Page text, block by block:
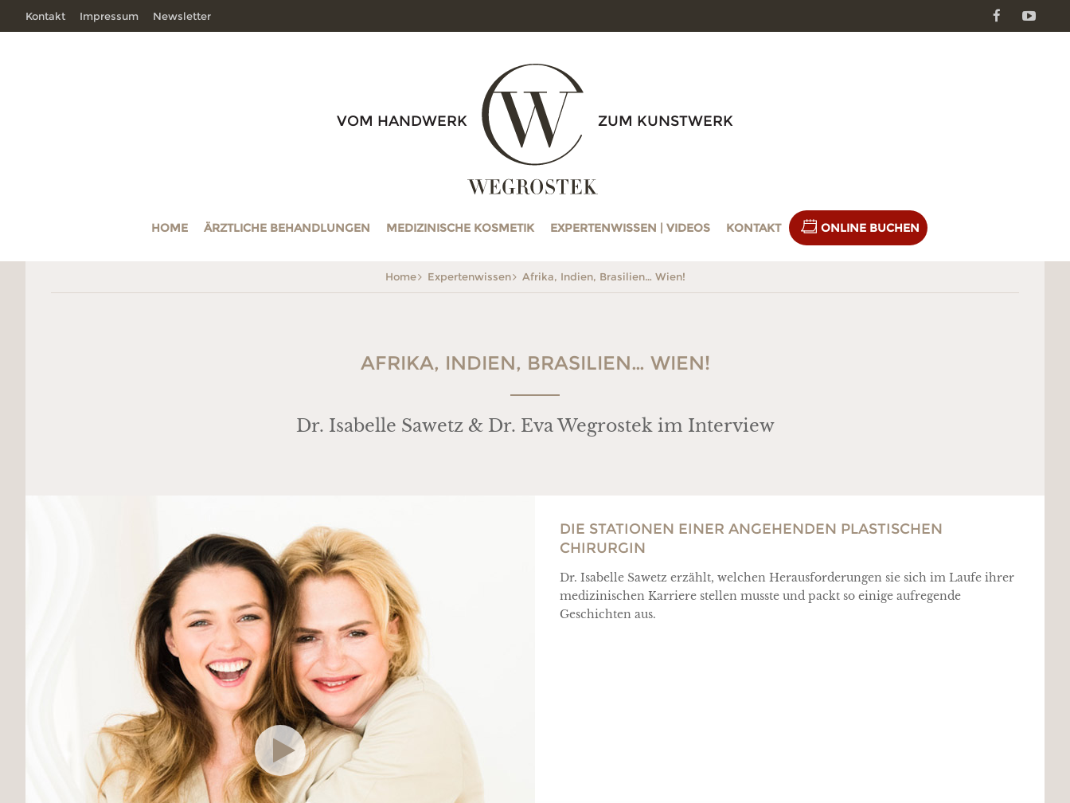
VOM HANDWERK
WEGROSTEK
ZUM KUNSTWERK
HOME ÄRZTLICHE BEHANDLUNGEN MEDIZINISCHE KOSMETIK EXPERTENWISSEN | VIDEOS KONTAKT ONLINE BUCHEN
Kontakt Impressum
Newsletter
Home Expertenwissen Afrika, Indien, Brasilien… Wien!
AFRIKA, INDIEN, BRASILIEN… WIEN!
Dr. Isabelle Sawetz & Dr. Eva Wegrostek im Interview
DIE STATIONEN EINER ANGEHENDEN PLASTISCHEN
CHIRURGIN
Dr. Isabelle Sawetz erzählt, welchen Herausforderungen sie sich im Laufe ihrer
medizinischen Karriere stellen musste und packt so einige aufregende
Geschichten aus.